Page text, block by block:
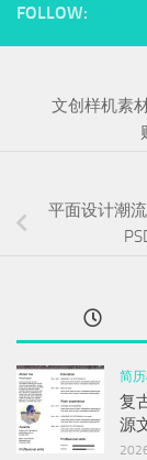
FOLLOW:
文创样机素
平面设计潮
简
复
源